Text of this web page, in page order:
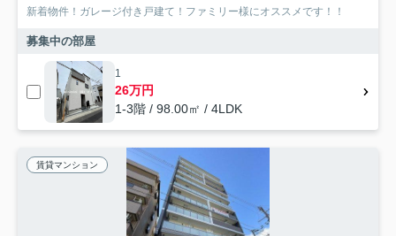
新着物件！ガレージ付き戸建て！ファミリー様にオススメです！！
募集中の部屋
1
26万円
1-3階 / 98.00㎡ / 4LDK
賃貸マンション